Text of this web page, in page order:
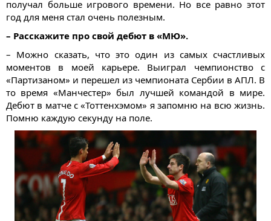
получал больше игрового времени. Но все равно этот
год для меня стал очень полезным.
– Расскажите про свой дебют в «МЮ».
– Можно сказать, что это один из самых счастливых
моментов в моей карьере. Выиграл чемпионство с
«Партизаном» и перешел из чемпионата Сербии в АПЛ. В
то время «Манчестер» был лучшей командой в мире.
Дебют в матче с «Тоттенхэмом» я запомню на всю жизнь.
Помню каждую секунду на поле.